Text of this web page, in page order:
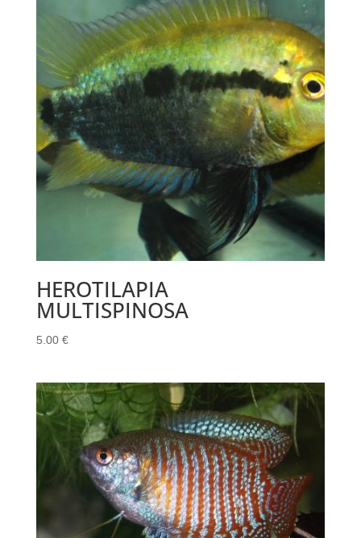
HEROTILAPIA
MULTISPINOSA
5.00 €